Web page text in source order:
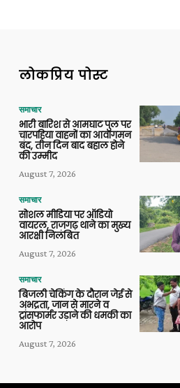
लोकप्रिय पोस्ट
समाचार
भारी बारिश से आमघाट पुल पर
चारपहिया वाहनों का आवागमन
बंद, तीन दिन बाद बहाल होने
की उम्मीद
August 7, 2026
समाचार
सोशल मीडिया पर ऑडियो
वायरल, राजगढ़ थाने का मुख्य
आरक्षी निलंबित
August 7, 2026
समाचार
बिजली चेकिंग के दौरान जेई से
अभद्रता, जान से मारने व
ट्रांसफार्मर उड़ाने की धमकी का
आरोप
August 7, 2026